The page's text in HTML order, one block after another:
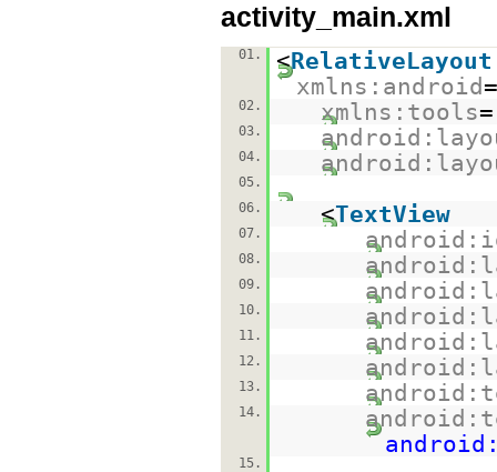
activity_main.xml
01. <RelativeLayout
xmlns:android=
02. xmlns:tools=
03.
04.
05.
06.
<TextView
07.
08.
09.
10.
11.
12.
13.
14.
15.